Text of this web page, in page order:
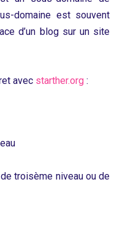
domaine est souvent
d’un blog sur un site
avec starther.org:
troisème niveau ou de